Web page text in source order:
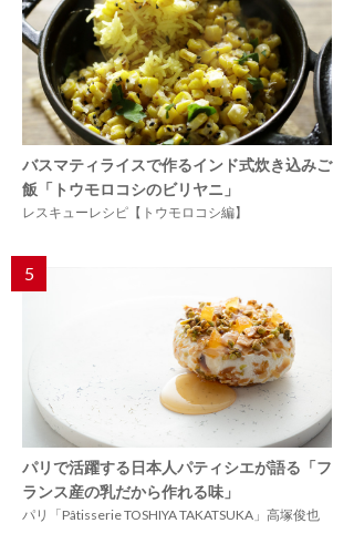
バスマティライスで作るインド式炊き込みご
飯「トウモロコシのビリヤニ」
レスキューレシピ【トウモロコシ編】
5
パリで活躍する日本人パティシエが語る「フ
ランス産の乳だから作れる味」
パリ「Pâtisserie TOSHIYA TAKATSUKA」高塚俊也